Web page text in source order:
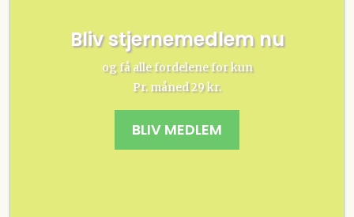
Bliv stjernemedlem nu
og få alle fordelene for kun
Pr. måned 29 kr.
BLIV MEDLEM